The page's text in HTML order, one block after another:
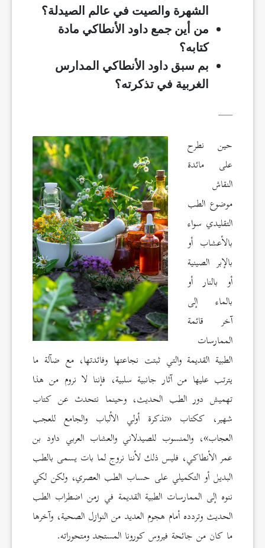
الشهرة والصيت في عالم الصيدلة؟
من أين جمع داود الأنطاكي مادة
كتابه؟
بم سبق داود الأنطاكي المدارس
الغربية في تذكرته؟
___
حين نطرح
على مائدة
النقاش
موضوع الطب
التقليدي سواء
بالأعشاب أو
بالإبر الصينية
أو بالنار أو
بالماء إلى
آخر قائمة
الممارسات
الطبية القديمة والتي ثبتت نجاعتها وفائدتها، مع ضآلة ما
يترتب عليها من آثار جانبية سلبية، فإننا لا نروم من هذا
تهميش دور الطب الحديث، وحينما نتحدث عن كتاب
شهير، ككتاب «تذكرة أولي الألباب والجامع للعجب
العجاب»، والمنسوب للصيدلاني والعشاب العربي داود بن
عمر الأنطاكي، فليس ذلك لأننا نروج لما بات يسمى بالطب
البديل أو التكميلي على حساب الطب العصري، ولكن لكي
ننوه إلى الممارسات الطبية القديمة في زمن اضطراب الطب
الحديث وتردده أمام هجوم العديد من النوازل الصحية، وآخرها
ما كان من جائحة فيروس كورونا المستجد ومتحوراته.